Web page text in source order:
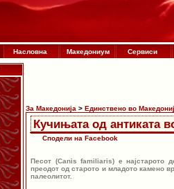
Насловна Македониум Сервиси
За Македонија > Единствено во
Кучињата од антиката
Сподели на Facebook
Песот (Canis familiaris) е најстарото
преодот од старото и младото камено
палеолитот.